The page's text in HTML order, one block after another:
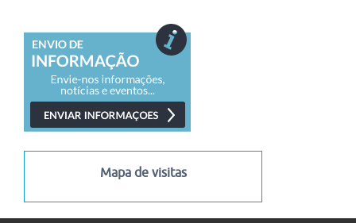
XI Encontro Latino-Americano de História Oral
XI Encontro Latino-Americano de História Oral História Oral,
para quê? 20 anos do primeiro encontro...
03/08/2026
- 07/08/2026
I Congresso Internacional Saramago Vive! em Belo Horizonte
I Congresso Internacional Saramago Vive! reúne estudiosos
das literaturas de língua portuguesa em Belo Horizonte...
Mapa de visitas